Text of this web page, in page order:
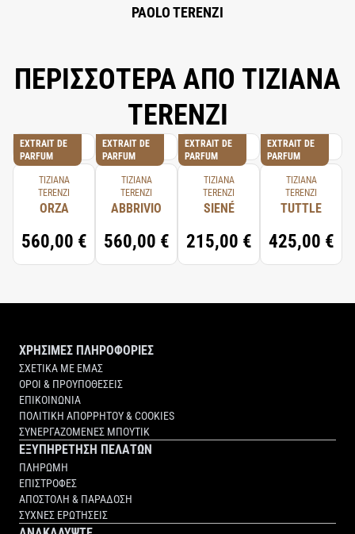
PAOLO TERENZI
ΠΕΡΙΣΣΟΤΕΡΑ ΑΠΟ TIZIANA
TERENZI
EXTRAIT DE
PARFUM
TIZIANA
TERENZI
ORZA
560,00 €
EXTRAIT DE
PARFUM
TIZIANA
TERENZI
ABBRIVIO
560,00 €
EXTRAIT DE
PARFUM
TIZIANA
TERENZI
SIENÉ
215,00 €
EXTRAIT DE
PARFUM
TIZIANA
TERENZI
TUTTLE
425,00 €
ΧΡΗΣΙΜΕΣ ΠΛΗΡΟΦΟΡΙΕΣ
ΣΧΕΤΙΚΑ ΜΕ ΕΜΑΣ
ΟΡΟΙ & ΠΡΟΥΠΟΘΕΣΕΙΣ
ΕΠΙΚΟΙΝΩΝΙΑ
ΠΟΛΙΤΙΚΗ ΑΠΟΡΡΗΤΟΥ & COOKIES
ΣΥΝΕΡΓΑΖΟΜΕΝΕΣ ΜΠΟΥΤΙΚ
ΕΞΥΠΗΡΕΤΗΣΗ ΠΕΛΑΤΩΝ
ΠΛΗΡΩΜΗ
ΕΠΙΣΤΡΟΦΕΣ
ΑΠΟΣΤΟΛΗ & ΠΑΡΑΔΟΣΗ
ΣΥΧΝΕΣ ΕΡΩΤΗΣΕΙΣ